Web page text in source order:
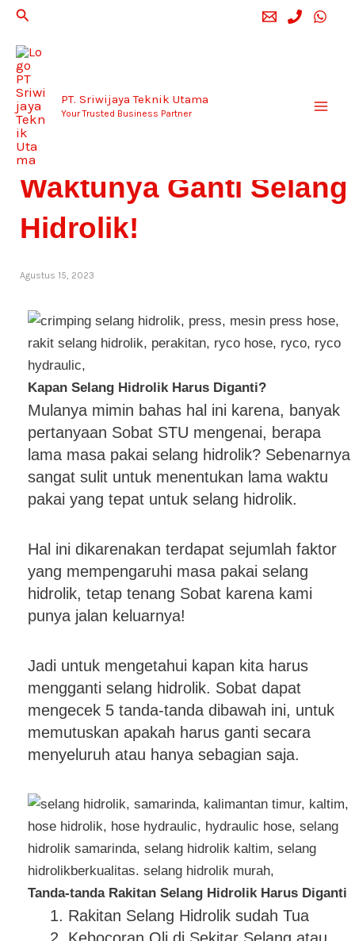
Lewati
konten
Cari
PT. Sriwijaya Teknik Utama
Your Trusted Business Partner
Waspada 5 Tanda ini!
Waktunya Ganti Selang
Hidrolik!
Agustus 15, 2023
Kapan Selang Hidrolik Harus Diganti?
Mulanya mimin bahas hal ini karena, banyak
pertanyaan Sobat STU mengenai, berapa
lama masa pakai selang hidrolik? Sebenarnya
sangat sulit untuk menentukan lama waktu
pakai yang tepat untuk selang hidrolik.
Hal ini dikarenakan terdapat sejumlah faktor
yang mempengaruhi masa pakai selang
hidrolik, tetap tenang Sobat karena kami
punya jalan keluarnya!
Jadi untuk mengetahui kapan kita harus
mengganti selang hidrolik. Sobat dapat
mengecek 5 tanda-tanda dibawah ini, untuk
memutuskan apakah harus ganti secara
menyeluruh atau hanya sebagian saja.
Tanda-tanda Rakitan Selang Hidrolik Harus Diganti
Rakitan Selang Hidrolik sudah Tua